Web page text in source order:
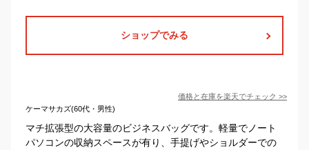
ショップでみる
価格と在庫を楽天でチェック >>
ケーマサカズ(60代・男性)
マチ拡張型の大容量のビジネスバッグです。軽量でノート
パソコンの収納スペースが有り、手提げやショルダーでの